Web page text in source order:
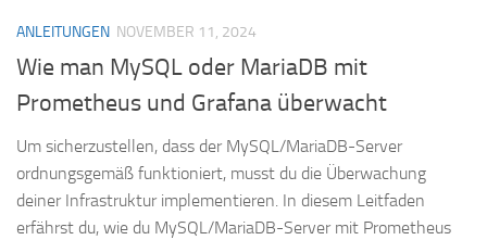
ANLEITUNGEN NOVEMBER 11, 2024
Wie man MySQL oder MariaDB mit
Prometheus und Grafana überwacht
Um sicherzustellen, dass der MySQL/MariaDB-Server
ordnungsgemäß funktioniert, musst du die Überwachung
deiner Infrastruktur implementieren. In diesem Leitfaden
erfährst du, wie du MySQL/MariaDB-Server mit Prometheus